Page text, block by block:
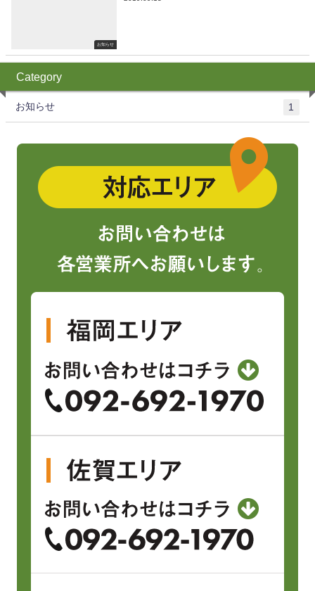
お知らせ
Category
お知らせ 1